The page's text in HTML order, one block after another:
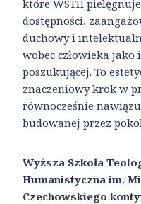
które WSTH
dostępności,
duchowy i
wobec człowieka jako
poszukującej. To
znaczeniowy krok w
równocześnie
budowanej przez
Wyższa Szkoła
Humanistyczna im.
Czechowskiego